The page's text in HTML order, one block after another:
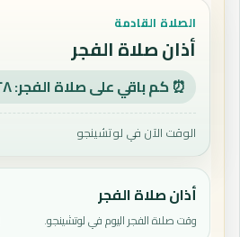
الصلاة القادمة
أذان صلاة الفجر
⏰ كم باقي على صلاة الفجر: ٠٢:٣٠:٢٧
الوقت الآن في لوتشينجو
أذان صلاة الفجر
وقت صلاة الفجر اليوم في لوتشينجو.